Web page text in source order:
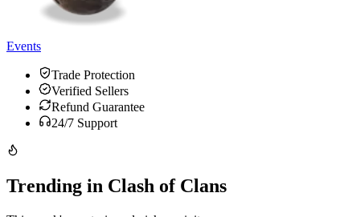
Events
Trade Protection
Verified Sellers
Refund Guarantee
24/7 Support
Trending in Clash of Clans